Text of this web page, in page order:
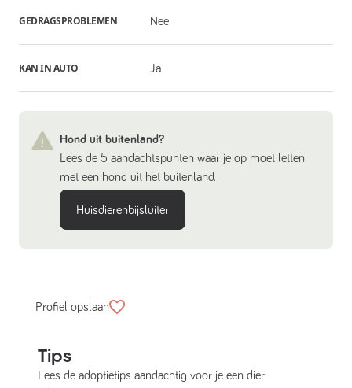
GEDRAGSPROBLEMEN Nee
KAN IN AUTO Ja
Hond uit buitenland?
Lees de 5 aandachtspunten waar je op moet letten
met een hond uit het buitenland.
Huisdierenbijsluiter
Profiel opslaan
Tips
Lees de adoptietips aandachtig voor je een dier